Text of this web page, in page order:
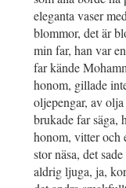
eleganta vaser
blommor, det är
min far, han var
far kände
honom, gillade
oljepengar, av
brukade far säga,
honom, vitter och
stor näsa, det
aldrig ljuga, ja,